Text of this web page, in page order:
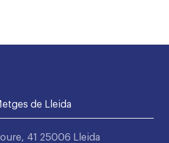
de Lleida
41 25006 Lleida